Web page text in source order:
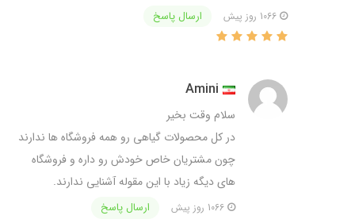
ارسال پاسخ
Amini
سلام وقت بخیر
در کل محصولات گیاهی رو همه فروشگاه ها ندارند
چون مشتریان خاص خودش رو داره و فروشگاه
های دیگه زیاد با این مقوله آشنایی ندارند.
ارسال پاسخ